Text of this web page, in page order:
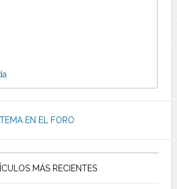
EN EL FORO
MÁS RECIENTES